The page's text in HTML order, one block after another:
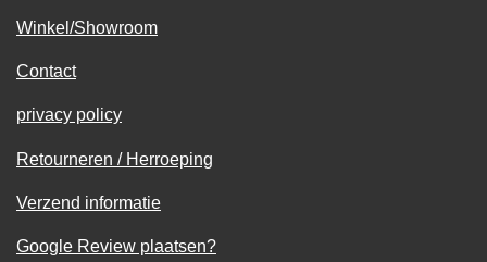
Winkel/Showroom
Contact
privacy policy
Retourneren / Herroeping
Verzend informatie
Google Review plaatsen?